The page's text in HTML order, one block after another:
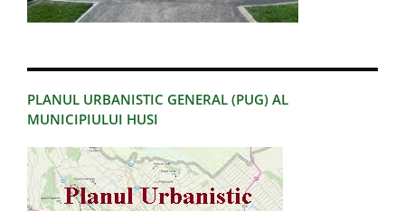
PLANUL URBANISTIC GENERAL (PUG) AL
MUNICIPIULUI HUSI